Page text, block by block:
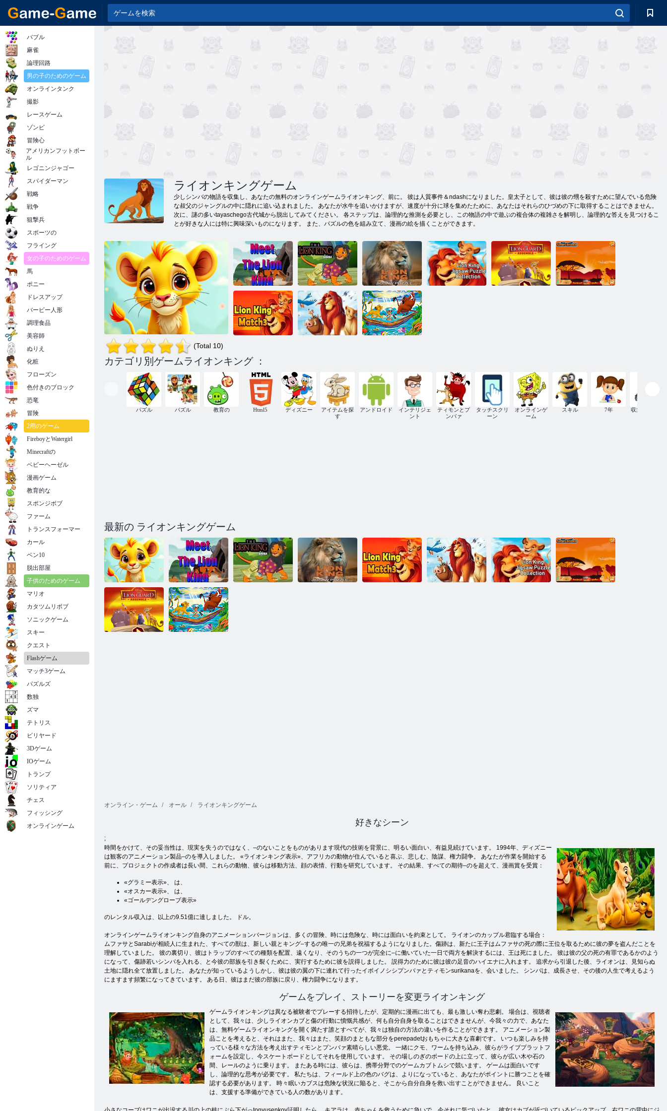
ライオンキングゲーム
少しシンバの物語を収集し、あなたの無料のオンラインゲームライオンキング、前に。 彼は人質事件＆ndashになりました。皇太子として、彼は彼の甥を殺すために望んでいる危険
な叔父のジャングルの中に隠れに追い込まれました。 あなたが水牛を追いかけますが、速度が十分に球を集めたために、あなたはそれらのひづめの下に取得することはできません。
次に、謎の多いtayaschego古代城から脱出してみてください。 各ステップは、論理的な推測を必要とし、この物語の中で遊ぶの複合体の複雑さを解明し、論理的な答えを見つけるこ
とが好きな人には特に興味深いものになります。 また、パズルの色を組み立て、漫画の絵を描くことができます。
ライオンキン
グに会いまし
ょう
ライオンキン
グシンバ
ライオンキン
グジグソーパ
ズル
ライオンキン
グマッチ3
(Total 10)
カテゴリ別ゲームライオンキング ：
パズル パズル 教育の Html5 ディズニー
アイテムを探
す
アンドロイド
インテリジェ
ント
ティモンとプ
ンバァ
タッチスクリ
ーン
オンラインゲ
ーム
スキル 7年 収集アイテム
最新の ライオンキングゲーム
ジグソーパズ
ル: ベビーシン
バ
ライオンキン
グに会いまし
ょう
オンライン・ゲーム オール ライオンキングゲーム
好きなシーン
;
時間をかけて、その妥当性は、現実を失うのではなく、–のないことをものがあります現代の技術を背景に、明るい面白い、有益見続けています。 1994年、ディズニー
は観客のアニメーション製品–のを導入しました。 «ライオンキング表示»、アフリカの動物が住んでいると喜ぶ、悲しむ、陰謀、権力闘争。 あなたが作業を開始する
前に、プロジェクトの作成者は長い間、これらの動物、彼らは移動方法、顔の表情、行動を研究しています。 その結果、すべての期待–のを超えて、漫画賞を受賞：
«グラミー表示»、 は、
«オスカー表示»、 は、
«ゴールデングローブ表示»
のレンタル収入は、以上の9.51億に達しました。 ドル。
オンラインゲームライオンキング自身のアニメーションバージョンは、多くの冒険、時には危険な、時には面白いを約束として。 ライオンのカップル君臨する場合：
ムファサとSarabiが相続人に生まれた、すべての獣は、新しい親とキング–するの唯一の兄弟を祝福するようになりました。傷跡は、新たに王子はムファサの死の際に王位を取るために彼の夢を盗んだことを
理解していました。 彼の裏切り、彼はトラップのすべての種類を配置、遠くなり、そのうちの一つが完全に–に働いていた一日で両方を解決するには、王は死にました。 彼は彼の父の死の有罪であるかのよう
になって、傷跡若いシンバを入れる、と今彼の部族を引き裂くために、実行するために彼を説得しました。 説得力のために彼は彼の足音のハイエナに入れます。 追求から引退した後、ライオンは、見知らぬ
土地に隠れ全て放置しました。 あなたが知っているようしかし、彼は彼の翼の下に連れて行ったイボイノシシプンバァとティモンsurikanaを、会いました。 シンバは、成長させ、その後の人生で考えるよう
にますます頻繁になってきています。 ある日、彼はまだ彼の部族に戻り、権力闘争になります。
ゲームをプレイ、ストーリーを変更ライオンキング
ゲームライオンキングは異なる被験者でプレーする招待したが、定期的に漫画に出ても、最も激しい奪わ悲劇。 場合は、視聴者
として、我々は、少しライオンカブと傷の行動に憤慨共感が、何も自分自身を取ることはできませんが、今我々の力で、あなた
は、無料ゲームライオンキングを開く満たす誰とすべてが、我々は独自の方法の違いを作ることができます。 アニメーション製
品ことを考えると、それはまた、我々はまた、笑顔のまともな部分をperepadetおもちゃに大きな喜劇です。 いつも楽しみを持
っている様々な方法を考え出すティモンとプンバァ素晴らしい悪党。 一緒にクモ、ワームを持ち込み、彼らがライブプラットフ
ォームを設定し、今スケートボードとしてそれを使用しています。 その場しのぎのボードの上に立って、彼らが広い木や石の
間、レールのように乗ります。 またある時には、彼らは、携帯分野でのゲームカブトムシで競います。 ゲームは面白いです
し、論理的な思考が必要です。 私たちは、フィールド上の色のバグは、よりになっていると、あなたがポイントに勝つことを確
認する必要があります。 時々眠いカブスは危険な状況に陥ると、そこから自分自身を救い出すことができません。 良いこと
は、支援する準備ができている人の数があります。
バブル
麻雀
論理回路
男の子のためのゲーム
オンラインタンク
撮影
レースゲーム
ゾンビ
冒険心
アメリカンフットボー
ル
レゴニンジャゴー
スパイダーマン
戦略
戦争
狙撃兵
スポーツの
フライング
女の子のためのゲーム
馬
ポニー
ドレスアップ
バービー人形
調理食品
美容師
ぬりえ
化粧
フローズン
色付きのブロック
恐竜
冒険
2用のゲーム
FireboyとWatergirl
Minecraftの
ベビーヘーゼル
漫画ゲーム
教育的な
スポンジボブ
ファーム
トランスフォーマー
カール
ベン10
脱出部屋
子供のためのゲーム
マリオ
カタツムリボブ
ソニックゲーム
スキー
クエスト
Flashゲーム
マッチ3ゲーム
パズルズ
数独
ズマ
テトリス
ビリヤード
3Dゲーム
IOゲーム
トランプ
ソリティア
チェス
フィッシング
オンラインゲーム